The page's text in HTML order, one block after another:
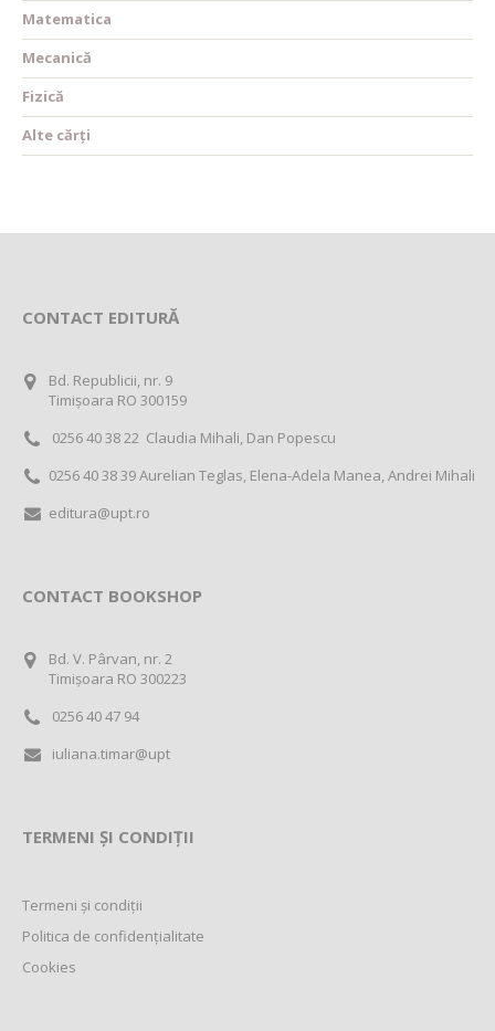
Matematica
Mecanică
Fizică
Alte cărți
CONTACT EDITURĂ
Bd. Republicii, nr. 9
Timișoara RO 300159
0256 40 38 22 Claudia Mihali, Dan Popescu
0256 40 38 39 Aurelian Teglas, Elena-Adela Manea, Andrei Mihali
editura@upt.ro
CONTACT BOOKSHOP
Bd. V. Pârvan, nr. 2
Timișoara RO 300223
0256 40 47 94
iuliana.timar@upt
TERMENI ȘI CONDIȚII
Termeni și condiții
Politica de confidențialitate
Cookies